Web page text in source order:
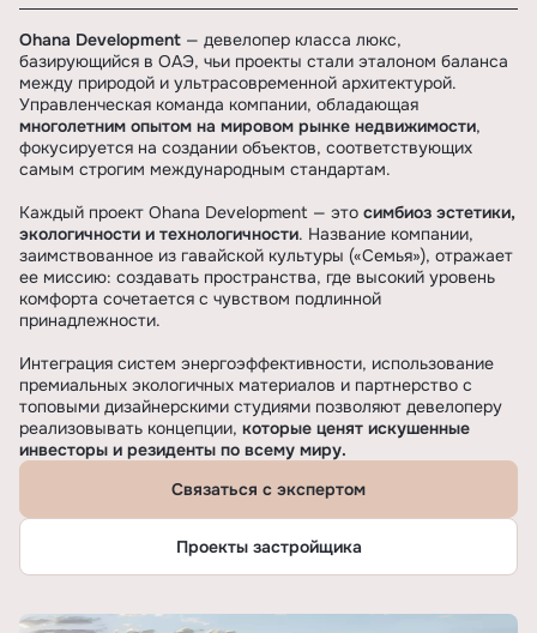
Ohana Development — девелопер класса люкс,
базирующийся в ОАЭ, чьи проекты стали эталоном баланса
между природой и ультрасовременной архитектурой.
Управленческая команда компании, обладающая
многолетним опытом на мировом рынке недвижимости,
фокусируется на создании объектов, соответствующих
самым строгим международным стандартам.
Каждый проект Ohana Development — это симбиоз эстетики,
экологичности и технологичности. Название компании,
заимствованное из гавайской культуры («Семья»), отражает
ее миссию: создавать пространства, где высокий уровень
комфорта сочетается с чувством подлинной
принадлежности.
Интеграция систем энергоэффективности, использование
премиальных экологичных материалов и партнерство с
топовыми дизайнерскими студиями позволяют девелоперу
реализовывать концепции, которые ценят искушенные
инвесторы и резиденты по всему миру.
Связаться с экспертом
Проекты застройщика